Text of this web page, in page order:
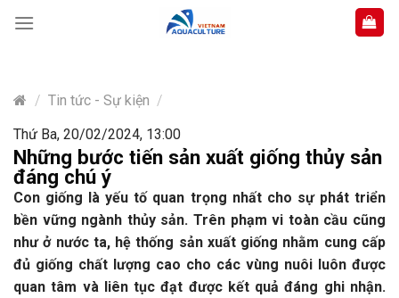
content
/ Tin tức - Sự kiện /
Thứ Ba, 20/02/2024, 13:00
Những bước tiến sản xuất giống thủy sản
đáng chú ý
Con giống là yếu tố quan trọng nhất cho sự phát triển
bền vững ngành thủy sản. Trên phạm vi toàn cầu cũng
như ở nước ta, hệ thống sản xuất giống nhằm cung cấp
đủ giống chất lượng cao cho các vùng nuôi luôn được
quan tâm và liên tục đạt được kết quả đáng ghi nhận.